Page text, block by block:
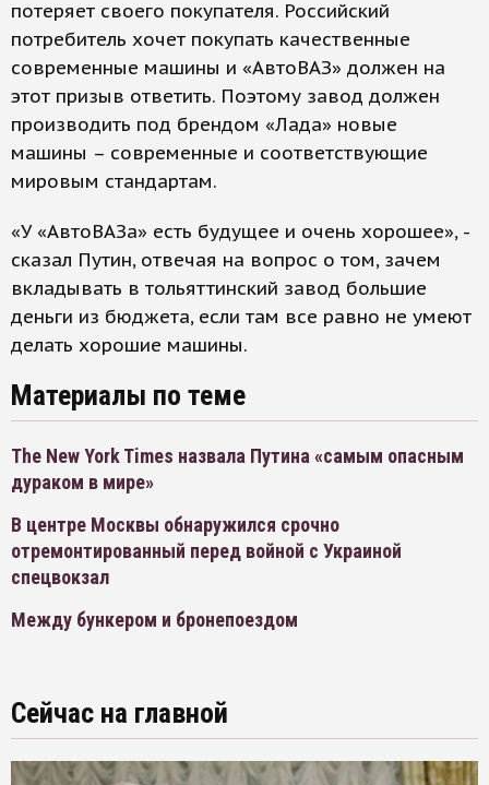
потеряет своего покупателя. Российский
потребитель хочет покупать качественные
современные машины и «АвтоВАЗ» должен на
этот призыв ответить. Поэтому завод должен
производить под брендом «Лада» новые
машины – современные и соответствующие
мировым стандартам.
«У «АвтоВАЗа» есть будущее и очень хорошее», -
сказал Путин, отвечая на вопрос о том, зачем
вкладывать в тольяттинский завод большие
деньги из бюджета, если там все равно не умеют
делать хорошие машины.
Материалы по теме
The New York Times назвала Путина «самым опасным
дураком в мире»
В центре Москвы обнаружился срочно
отремонтированный перед войной с Украиной
спецвокзал
Между бункером и бронепоездом
Сейчас на главной